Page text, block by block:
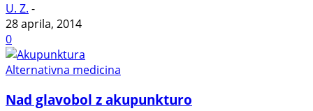
U. Z. -
28 aprila, 2014
0
Alternativna medicina
Nad glavobol z akupunkturo